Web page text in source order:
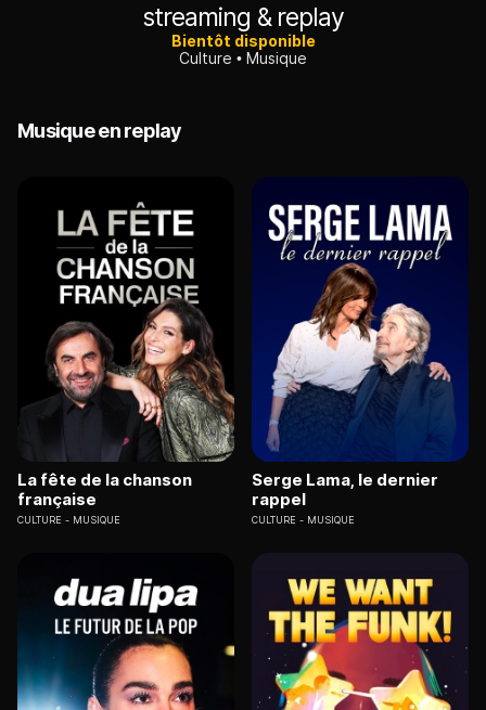
streaming & replay
Bientôt disponible
Culture
Musique
Musique en replay
La fête de la chanson
française
CULTURE MUSIQUE
Serge Lama, le dernier
rappel
CULTURE MUSIQUE